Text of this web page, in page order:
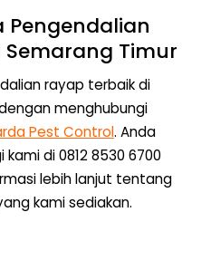
Pengendalian
Semarang Timur
rayap terbaik di
menghubungi
Pest Control. Anda
di 0812 8530 6700
lebih lanjut tentang
kami sediakan.